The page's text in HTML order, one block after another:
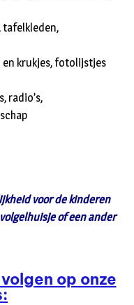
tafelkleden,
en krukjes, fotolijstjes
radio’s,
voor de kinderen
of een ander
op onze